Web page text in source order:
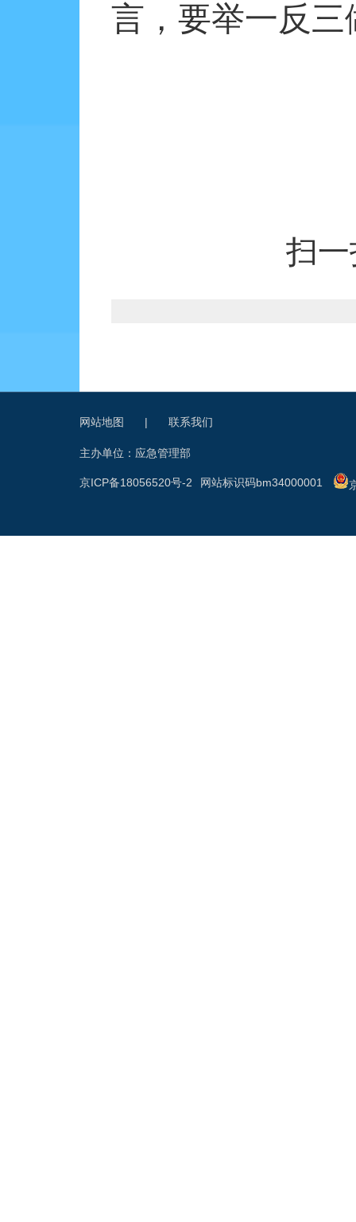
言，要举一反三
扫
网站地图 | 联系我们
主办单位：应急管理部
网站标识码bm34000001
京ICP备18056520号-2